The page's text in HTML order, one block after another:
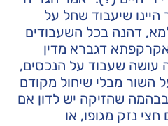
שיעבוד שחל על
דהנה בכל השעבודים
דגברא מדין
עושה שעבוד על הנכסים,
השור מבלי שיחול מקודם
שהזיקה יש לדון אם
נזק מגופו, או